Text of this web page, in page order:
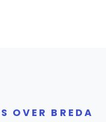
OVER BREDA